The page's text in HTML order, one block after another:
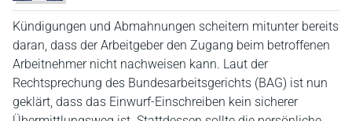
Kündigungen und Abmahnungen scheitern mitunter bereits
daran, dass der Arbeitgeber den Zugang beim betroffenen
Arbeitnehmer nicht nachweisen kann. Laut der
Rechtsprechung des Bundesarbeitsgerichts (BAG) ist nun
geklärt, dass das Einwurf-Einschreiben kein sicherer